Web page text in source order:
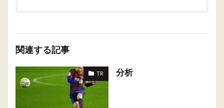
関連する記事
TR 分析